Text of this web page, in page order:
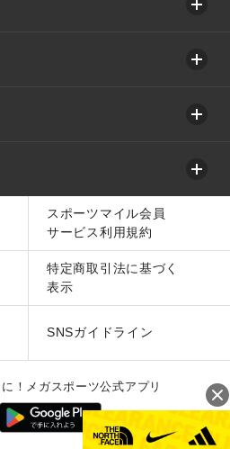
スポーツマイル会員
サービス利用規約
特定商取引法に基づく
表示
SNSガイドライン
！メガスポーツ公式アプリ